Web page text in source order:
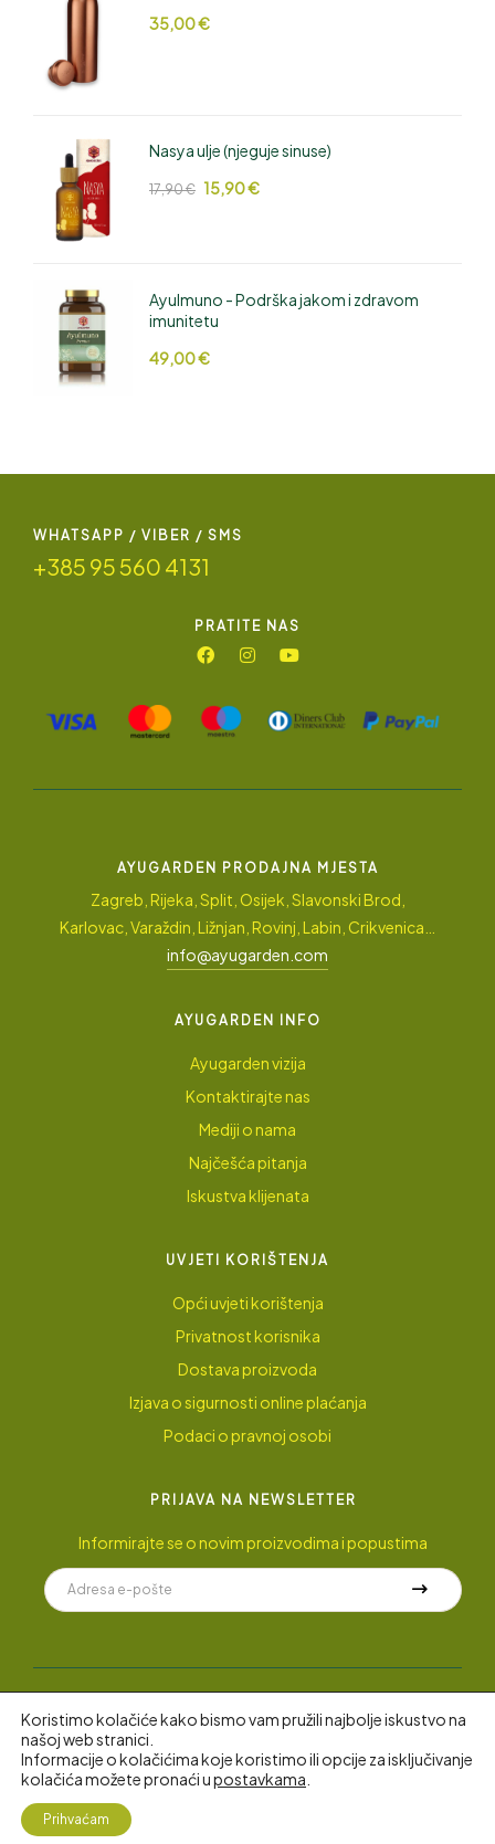
35,00€
Nasya ulje (njeguje sinuse)
17,90€ 15,90€
AyuImuno - Podrška jakom i zdravom
imunitetu
49,00€
WHATSAPP / VIBER / SMS
+385 95 560 4131
PRATITE NAS
AYUGARDEN PRODAJNA MJESTA
Zagreb, Rijeka, Split, Osijek, Slavonski Brod,
Karlovac, Varaždin, Ližnjan, Rovinj, Labin, Crikvenica…
info@ayugarden.com
AYUGARDEN INFO
Ayugarden vizija
Kontaktirajte nas
Mediji o nama
Najčešća pitanja
Iskustva klijenata
UVJETI KORIŠTENJA
Opći uvjeti korištenja
Privatnost korisnika
Dostava proizvoda
Izjava o sigurnosti online plaćanja
Podaci o pravnoj osobi
PRIJAVA NA NEWSLETTER
Informirajte se o novim proizvodima i popustima
© 2022 AyuGarden. Sva prava pridržana.
Shop
Koristimo kolačiće kako bismo vam pružili najbolje iskustvo na
našoj web stranici.
Informacije o kolačićima koje koristimo ili opcije za isključivanje
kolačića možete pronaći upostavkama
Prihvaćam